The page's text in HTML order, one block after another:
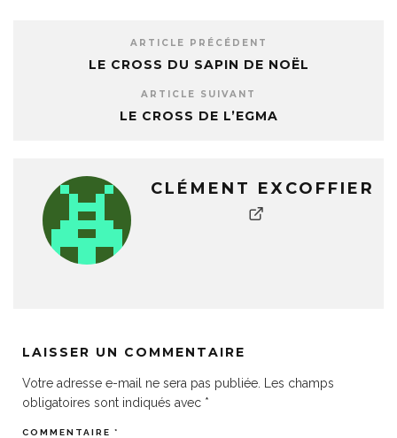
ARTICLE PRÉCÉDENT
LE CROSS DU SAPIN DE NOËL
ARTICLE SUIVANT
LE CROSS DE L’EGMA
CLÉMENT EXCOFFIER
LAISSER UN COMMENTAIRE
Votre adresse e-mail ne sera pas publiée.
Les champs
obligatoires sont indiqués avec *
COMMENTAIRE *